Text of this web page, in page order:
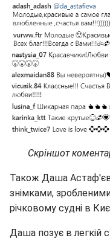
Скріншот
Також Даша
знімками,
річковому судні в
Даша позує в легкій